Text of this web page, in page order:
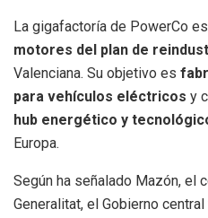
La gigafactoría de PowerCo
motores del plan de
Valenciana. Su objetivo es
para vehículos eléctricos y
hub energético y
Europa.
Según ha señalado Mazón, el
Generalitat, el Gobierno